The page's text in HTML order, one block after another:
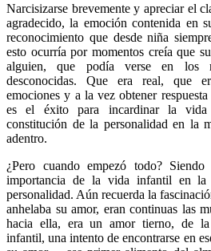
Narcisizarse brevemente y apreciar el
agradecido, la emoción contenida en
reconocimiento que desde niña
esto ocurría por momentos creía que
alguien, que podía verse en los
desconocidas. Que era real, que
emociones y a la vez obtener
es el éxito para incardinar la vida
constitución de la personalidad en la
adentro.
¿Pero cuando empezó todo?
importancia de la vida infantil en la
personalidad. Aún recuerda la
anhelaba su amor, eran continuas las
hacia ella, era un amor tierno, de la
infantil, una intento de encontrarse en